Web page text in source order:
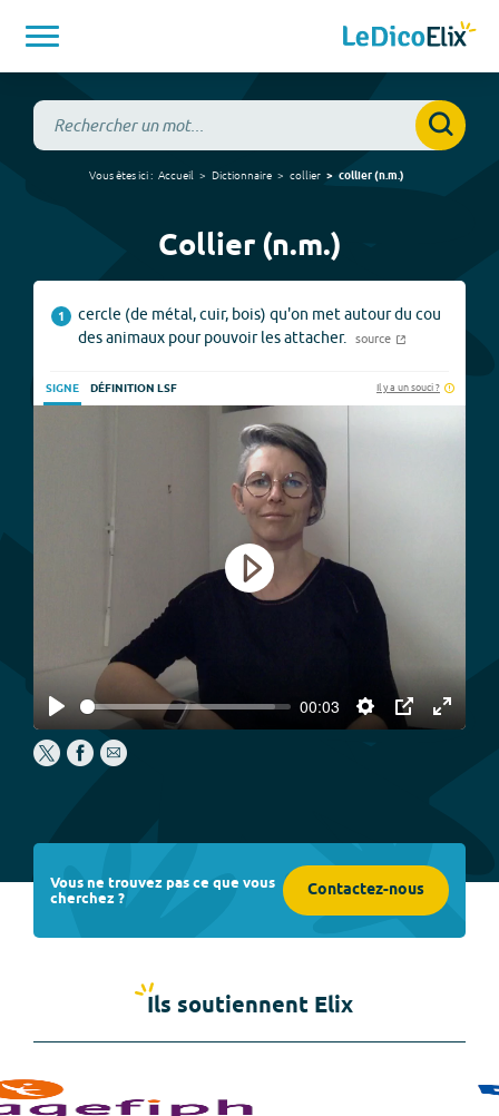
Vous êtes ici : Accueil Dictionnaire collier collier(n.m.)
Collier (n.m.)
1
cercle (de métal, cuir, bois) qu'on met autour du cou
des animaux pour pouvoir les attacher.
source
SIGNE DÉFINITION LSF Il y a un souci ?
Play
00:03
Settings
PIP
Enter
Play
Vous ne trouvez pas ce que vous
cherchez ? Contactez-nous
Ils soutiennent Elix